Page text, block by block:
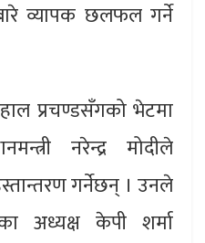
व्यापक छलफल गर्ने
प्रचण्डसँगको भेटमा
नरेन्द्र मोदीले
गर्नेछन् । उनले
अध्यक्ष केपी शर्मा